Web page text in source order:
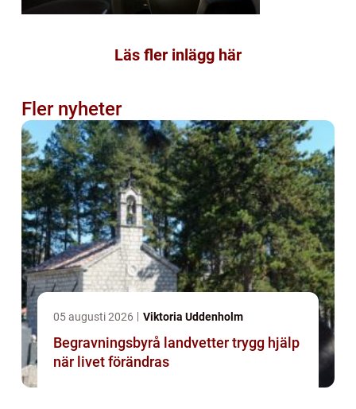
Läs fler inlägg här
Fler nyheter
05 augusti 2026 Viktoria Uddenholm
Begravningsbyrå landvetter trygg hjälp
när livet förändras